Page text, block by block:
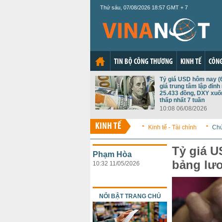
Thứ sáu, 07/08/2026 18:57 GMT + 7
TIN BỘ CÔNG THƯƠNG KINH TẾ
Tỷ giá USD hôm nay
giá trung tâm lập
25.433 đồng, DXY
thấp nhất 7 tuần
10:08 06/08/2026
KINH TẾ Kinh tế - Tài chính
Tỷ giá
bảng
Phạm Hòa
10:32 11/05/2026
NỔI BẬT TRANG CHỦ